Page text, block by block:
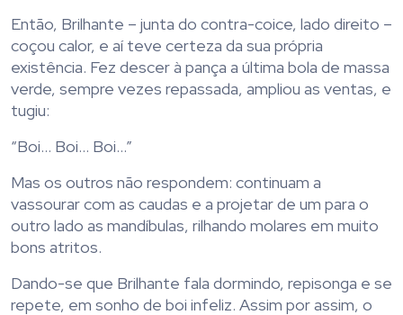
Então, Brilhante – junta do contra-coice, lado direito –
coçou calor, e aí teve certeza da sua própria
existência. Fez descer à pança a última bola de massa
verde, sempre vezes repassada, ampliou as ventas, e
tugiu:
“Boi… Boi… Boi…”
Mas os outros não respondem: continuam a
vassourar com as caudas e a projetar de um para o
outro lado as mandíbulas, rilhando molares em muito
bons atritos.
Dando-se que Brilhante fala dormindo, repisonga e se
repete, em sonho de boi infeliz. Assim por assim, o